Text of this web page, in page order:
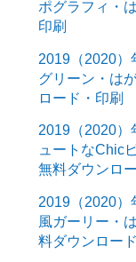
ポグラフィ・
印刷
2019（2020）
グリーン・は
ロード・印刷
2019（2020）
ュートなChic
無料ダウンロ
2019（2020）
風ガーリー・
料ダウンロー